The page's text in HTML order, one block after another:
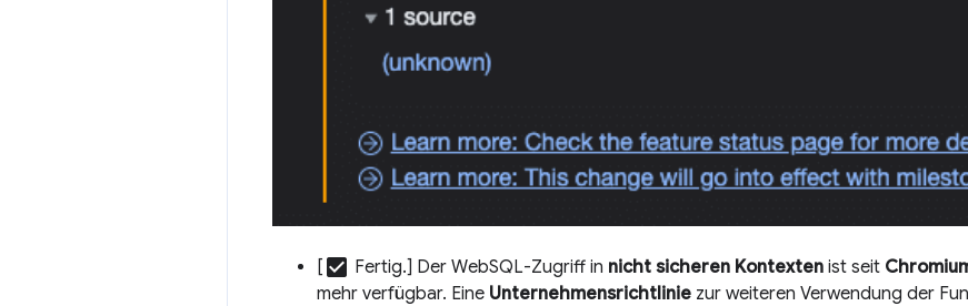
[ check_box Fertig.] Der WebSQL-Zugriff in nicht sicheren Kontexten ist seit
mehr verfügbar. Eine Unternehmensrichtlinie zur weiteren Verwendung der